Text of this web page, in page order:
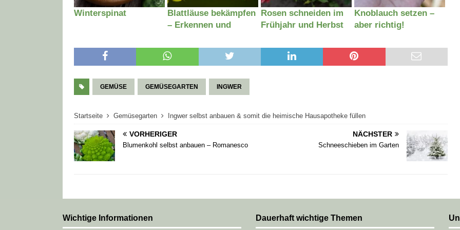
Winterspinat
Blattläuse bekämpfen
– Erkennen und
Rosen schneiden im
Frühjahr und Herbst
Knoblauch setzen –
aber richtig!
GEMÜSE GEMÜSEGARTEN INGWER
Startseite Gemüsegarten Ingwer selbst anbauen & somit die heimische Hausapotheke füllen
VORHERIGER
Blumenkohl selbst anbauen – Romanesco
NÄCHSTER
Schneeschieben im Garten
Wichtige Informationen Dauerhaft wichtige Themen